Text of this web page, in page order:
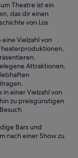
Theatre ist ein
das dir einen
von Los
Vielzahl von
Attraktionen,
in einer Vielzahl von
zu preisgünstigen
Bars und
nach einer Show zu